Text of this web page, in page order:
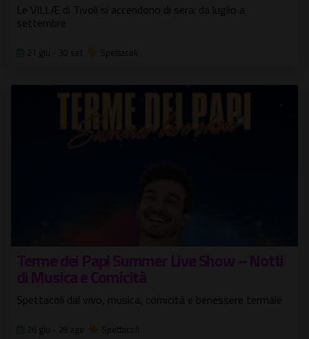
Le VILLÆ di Tivoli si accendono di sera: da luglio a
settembre
21 giu - 30 set Spettacoli
Terme dei Papi Summer Live Show – Notti
di Musica e Comicità
Spettacoli dal vivo, musica, comicità e benessere termale
26 giu - 28 ago Spettacoli